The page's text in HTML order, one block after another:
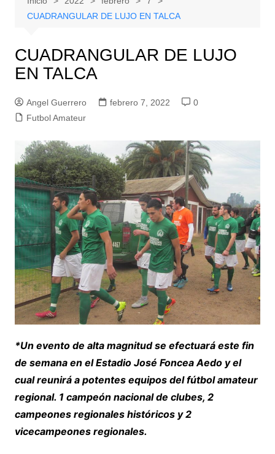
CUADRANGULAR DE LUJO EN TALCA
CUADRANGULAR DE LUJO
EN TALCA
Angel Guerrero febrero 7, 2022
0
Futbol Amateur
*Un evento de alta magnitud se efectuará este fin
de semana en el Estadio José Foncea Aedo y el
cual reunirá a potentes equipos del fútbol amateur
regional. 1 campeón nacional de clubes, 2
campeones regionales históricos y 2
vicecampeones regionales.